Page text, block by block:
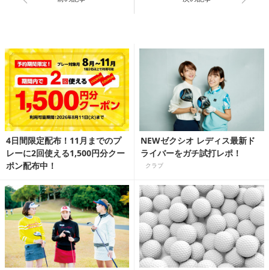
4日間限定配布！11月までのプ
レーに2回使える1,500円分クー
ポン配布中！
NEWゼクシオ レディス最新ド
ライバーをガチ試打レポ！
クラブ